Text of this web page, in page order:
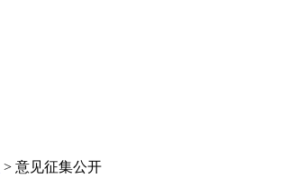
> 意见征集公开